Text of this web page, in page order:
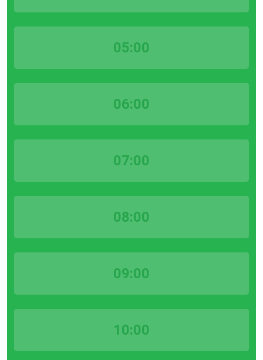
05:00
06:00
07:00
08:00
09:00
10:00